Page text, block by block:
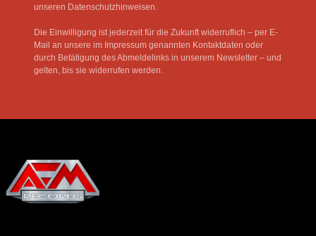
unseren Datenschutzhinweisen.
Die Einwilligung ist jederzeit für die Zukunft widerruflich – per E-
Mail an unsere im Impressum genannten Kontaktdaten oder
durch Betätigung des Abmeldelinks in unserem Newsletter – und
gelten, bis sie widerrufen werden.